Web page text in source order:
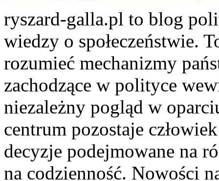
ryszard-galla.pl to blog
wiedzy o społeczeństwie.
rozumieć mechanizmy
zachodzące w polityce
niezależny pogląd w
centrum pozostaje
decyzje podejmowane na
na codzienność. Nowości